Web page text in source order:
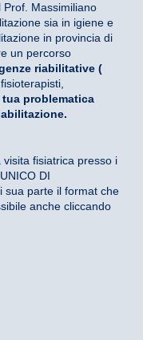
Prof. Massimiliano
sia in igiene e
in provincia di
un percorso
riabilitative (
problematica
visita fisiatrica presso i
DI
sua parte il format che
anche cliccando